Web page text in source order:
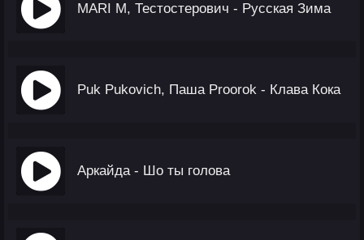
MARI M, Тестостерович - Русская Зима
Puk Pukovich, Паша Proorok - Клава Кока
Аркайда - Шо ты голова